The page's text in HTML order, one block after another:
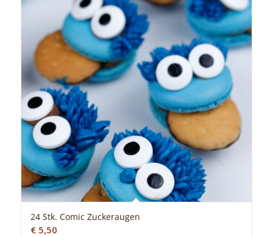
24 Stk. Comic Zuckeraugen
€5,50